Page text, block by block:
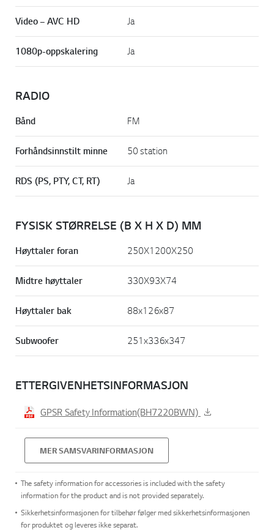
Video – AVC HD Ja
1080p-oppskalering Ja
RADIO
Bånd FM
Forhåndsinnstilt minne 50 station
RDS (PS, PTY, CT, RT) Ja
FYSISK STØRRELSE (B X H X D) MM
Høyttaler foran 250X1200X250
Midtre høyttaler 330X93X74
Høyttaler bak 88x126x87
Subwoofer 251x336x347
ETTERGIVENHETSINFORMASJON
GPSR Safety Information(BH7220BWN)
MER SAMSVARINFORMASJON
The safety information for accessories is included with the safety
information for the product and is not provided separately.
Sikkerhetsinformasjonen for tilbehør følger med sikkerhetsinformasjonen
for produktet og leveres ikke separat.